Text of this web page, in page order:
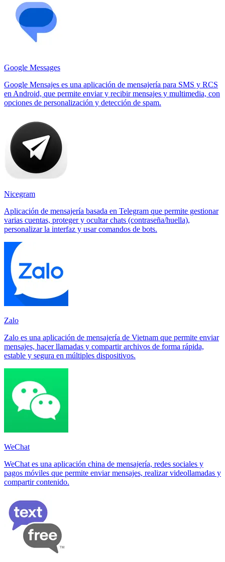
Google Messages
Google Mensajes es una aplicación de mensajería para SMS y RCS
en Android, que permite enviar y recibir mensajes y multimedia, con
opciones de personalización y detección de spam.
Nicegram
Aplicación de mensajería basada en Telegram que permite gestionar
varias cuentas, proteger y ocultar chats (contraseña/huella),
personalizar la interfaz y usar comandos de bots.
Zalo
Zalo es una aplicación de mensajería de Vietnam que permite enviar
mensajes, hacer llamadas y compartir archivos de forma rápida,
estable y segura en múltiples dispositivos.
WeChat
WeChat es una aplicación china de mensajería, redes sociales y
pagos móviles que permite enviar mensajes, realizar videollamadas y
compartir contenido.